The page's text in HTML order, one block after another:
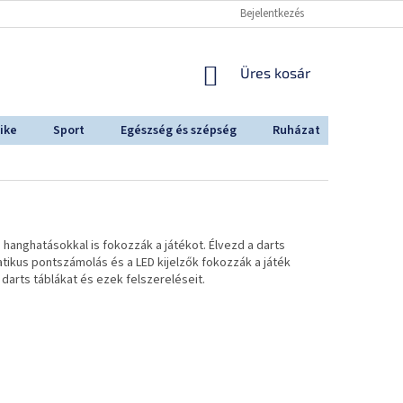
Bejelentkezés
KOSÁR
Üres kosár
Sport Egészség és szépség Ruházat
is fokozzák a játékot. Élvezd a darts
pontszámolás és a LED kijelzők fokozzák a játék
táblákat és ezek felszereléseit.